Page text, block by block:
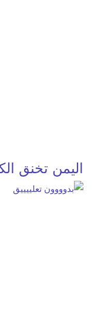
اليمن تخنق